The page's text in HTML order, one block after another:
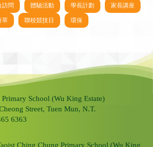
訪問 體驗活動 學長計劃 家長講座
萃 聯校競技日 環保
School (Wu King Estate)
Street, Tuen Mun, N.T.
6363
Ching Chung Primary School (Wu King